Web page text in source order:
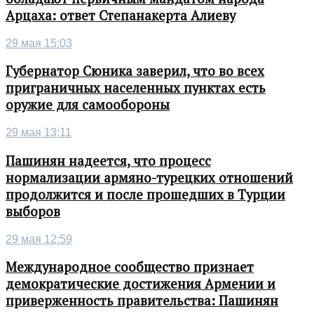
Арцаха: ответ Степанакерта Алиеву
29 мая 15:03
Губернатор Сюника заверил, что во всех
приграничных населенных пунктах есть
оружие для самообороны
29 мая 13:11
Пашинян надеется, что процесс
нормализации армяно-турецких отношений
продолжится и после прошедших в Турции
выборов
29 мая 12:59
Международное сообщество признает
демократические достижения Армении и
приверженность правительства: Пашинян